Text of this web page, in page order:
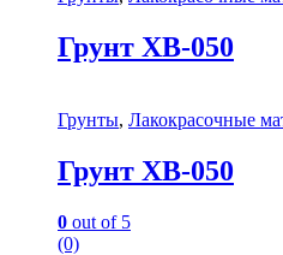
Грунт ХВ-050
Грунты, Лакокрасочные
Грунт ХВ-050
0 out of 5
(0)